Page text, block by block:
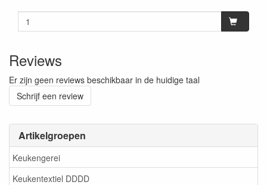
Artikelgroepen
Keukengerei
Keukentextiel DDDD
Reviews
Er zijn geen reviews beschikbaar in de huidige taal
Schrijf een review